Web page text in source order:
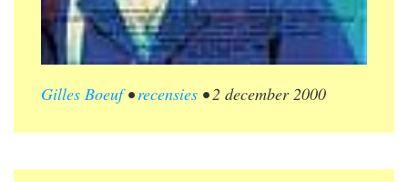
Gilles Boeuf•recensies •2 december 2000